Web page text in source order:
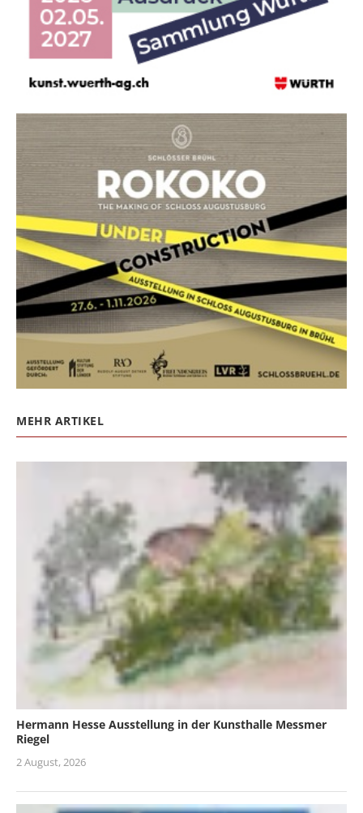
MEHR ARTIKEL
Hermann Hesse Ausstellung in der Kunsthalle Messmer
Riegel
2 August, 2026